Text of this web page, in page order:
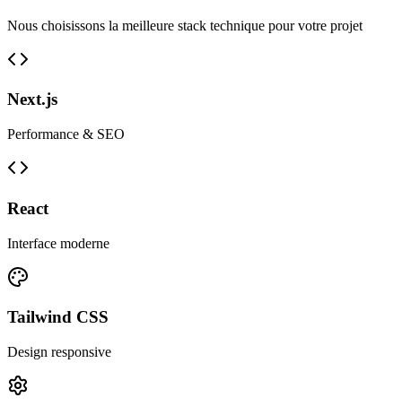
Nous choisissons la meilleure stack technique pour votre projet
Next.js
Performance & SEO
React
Interface moderne
Tailwind CSS
Design responsive